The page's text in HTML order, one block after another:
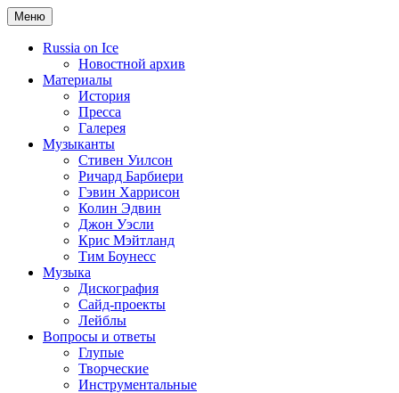
Меню
Russia on Ice
Новостной архив
Материалы
История
Пресса
Галерея
Музыканты
Стивен Уилсон
Ричард Барбиери
Гэвин Харрисон
Колин Эдвин
Джон Уэсли
Крис Мэйтланд
Тим Боунесс
Музыка
Дискография
Сайд-проекты
Лейблы
Вопросы и ответы
Глупые
Творческие
Инструментальные